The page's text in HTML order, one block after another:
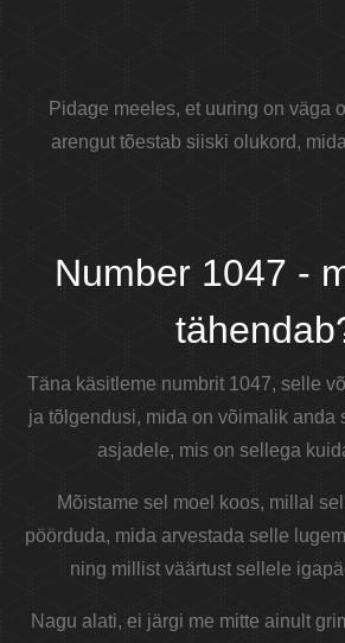
Pidage meeles, et uuring on väga
arengut tõestab siiski olukord,
Number 1047 -
Täna käsitleme numbrit 1047, selle
ja tõlgendusi, mida on võimalik anda
asjadele, mis on sellega
Mõistame sel moel koos, millal
pöörduda, mida arvestada selle
ning millist väärtust sellele
Nagu alati, ei järgi me mitte ainult